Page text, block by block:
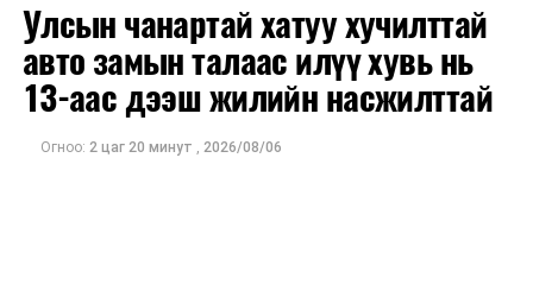
2026 оны 8 дугаар сарын 17–28-ны өдрүүдэд
E-Mongolia системээр бүртгэнэ.
Энэ хугацаанд хүүхэд бүртгэх дэмжлэгийн баг
сургуулиуд дээр ажиллахгүй.
Улсын чанартай хатуу хучилттай
авто замын талаас илүү хувь нь
13-аас дээш жилийн насжилттай
Огноо: 2 цаг 20 минут , 2026/08/06